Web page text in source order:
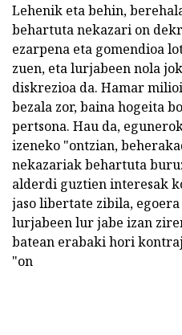
Lehenik eta behin,
behartuta nekazari on
ezarpena eta gomendioa
zuen, eta lurjabeen nola
diskrezioa da. Hamar
bezala zor, baina hogeita
pertsona. Hau da,
izeneko "ontzian,
nekazariak behartuta
alderdi guztien interesak
jaso libertate zibila,
lurjabeen lur jabe izan
batean erabaki hori
"on